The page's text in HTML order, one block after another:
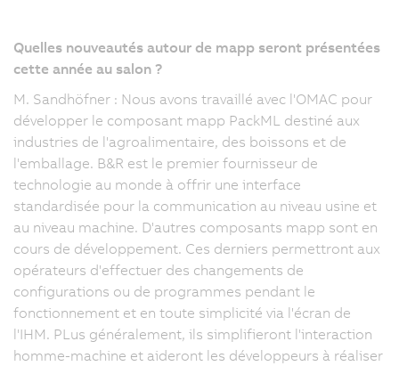
Quelles nouveautés autour de mapp seront présentées
cette année au salon ?
M. Sandhöfner : Nous avons travaillé avec l'OMAC pour
développer le composant mapp PackML destiné aux
industries de l'agroalimentaire, des boissons et de
l'emballage. B&R est le premier fournisseur de
technologie au monde à offrir une interface
standardisée pour la communication au niveau usine et
au niveau machine. D'autres composants mapp sont en
cours de développement. Ces derniers permettront aux
opérateurs d'effectuer des changements de
configurations ou de programmes pendant le
fonctionnement et en toute simplicité via l'écran de
l'IHM. PLus généralement, ils simplifieront l'interaction
homme-machine et aideront les développeurs à réaliser